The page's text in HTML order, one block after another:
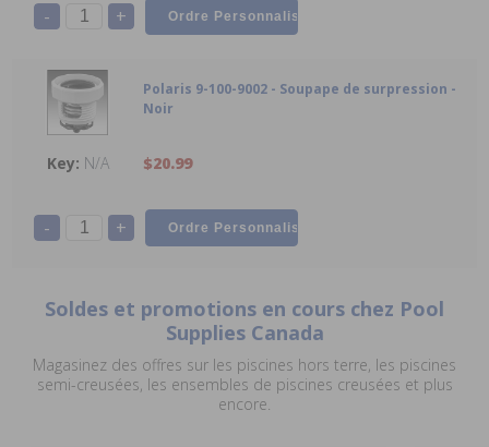
- +
Polaris 9-100-9002 - Soupape de surpression -
Noir
N/A $20.99
- +
Soldes et promotions en cours chez Pool
Supplies Canada
Magasinez des offres sur les piscines hors terre, les piscines
semi-creusées, les ensembles de piscines creusées et plus
encore.